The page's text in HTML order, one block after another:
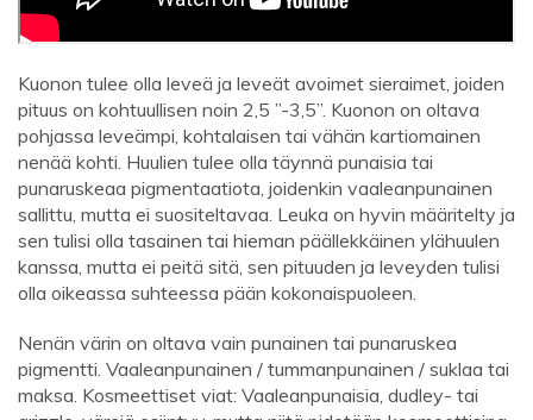
Kuonon tulee olla leveä ja leveät avoimet sieraimet, joiden
pituus on kohtuullisen noin 2,5 ”-3,5”. Kuonon on oltava
pohjassa leveämpi, kohtalaisen tai vähän kartiomainen
nenää kohti. Huulien tulee olla täynnä punaisia ​​tai
punaruskeaa pigmentaatiota, joidenkin vaaleanpunainen
sallittu, mutta ei suositeltavaa. Leuka on hyvin määritelty ja
sen tulisi olla tasainen tai hieman päällekkäinen ylähuulen
kanssa, mutta ei peitä sitä, sen pituuden ja leveyden tulisi
olla oikeassa suhteessa pään kokonaispuoleen.
Nenän värin on oltava vain punainen tai punaruskea
pigmentti. Vaaleanpunainen / tummanpunainen / suklaa tai
maksa. Kosmeettiset viat: Vaaleanpunaisia, dudley- tai